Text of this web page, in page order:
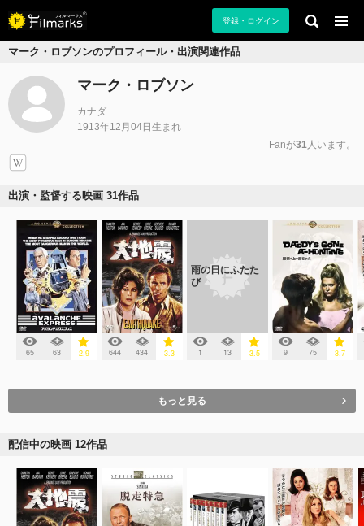
登録・ログイン
マーク・ロブソンのプロフィール・出演関連作品
マーク・ロブソン
カナダ
1913年12月04日生まれ
Fanが31人います。
出演・監督する映画 31作品
65 63 2.9 644 434 3.3
雨の日にふたた
び
1 13 3.5 9 75 3.7
もっと見る
配信中の映画 12作品